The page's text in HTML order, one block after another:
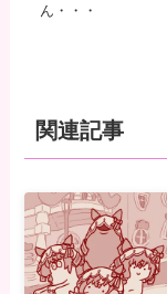
ん・・・
関連記事